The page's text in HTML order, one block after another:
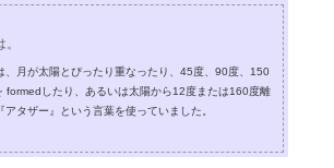
、月が太陽とぴったり重なったり、45度、90度、150
formedしたり、あるいは太陽から12度または160度離
タザー』という言葉を使っていました。